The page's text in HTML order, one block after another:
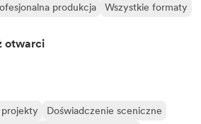
produkcja
Wszystkie formaty
otwarci
Doświadczenie sceniczne